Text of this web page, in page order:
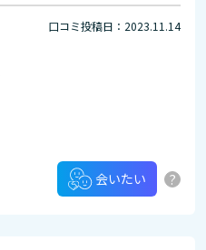
口コミ投稿日：2023.11.14
会いたい ?